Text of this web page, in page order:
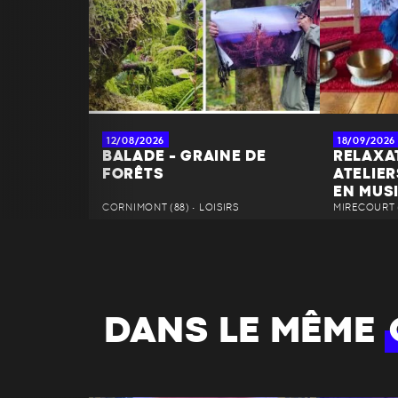
12/08/2026
BALADE - GRAINE DE
FORÊTS
CORNIMONT (88) • LOISIRS
18/09/2026
EN
MIRECOURT
DANS LE MÊME